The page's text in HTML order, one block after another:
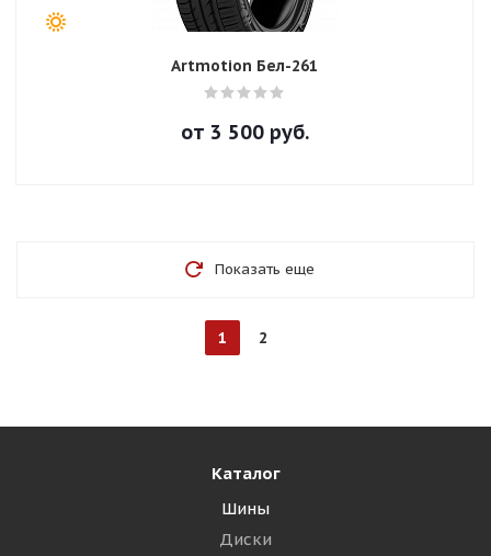
Artmotion Бел-261
от 3 500руб.
Показать еще
1 2
Каталог
Шины
Диски